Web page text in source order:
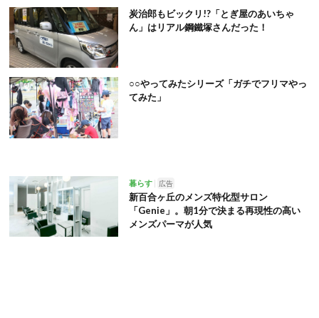
炭治郎もビックリ!?「とぎ屋のあいちゃ
ん」はリアル鋼鐵塚さんだった！
○○やってみたシリーズ「ガチでフリマやっ
てみた」
暮らす 広告
新百合ヶ丘のメンズ特化型サロン
「Genie」。朝1分で決まる再現性の高い
メンズパーマが人気